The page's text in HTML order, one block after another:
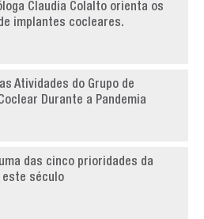
Claudia Colalto orienta os
implantes cocleares.
Atividades do Grupo de
Durante a Pandemia
das cinco prioridades da
este século